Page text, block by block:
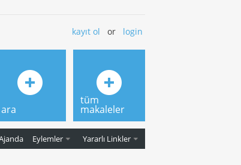
kayıt ol or login
Eylemler Yararlı Linkler
ara
tüm
makaleler